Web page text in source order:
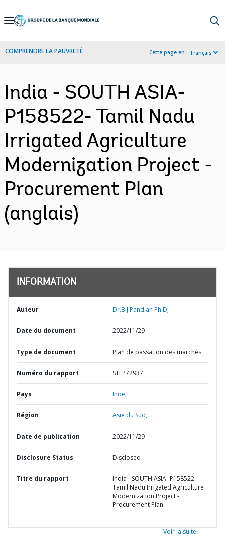
Skip
Navigation
COMPRENDRE LA PAUVRETÉ Cette page en : Français
India - SOUTH ASIA-
P158522- Tamil Nadu
Irrigated Agriculture
Modernization Project -
Procurement Plan
(anglais)
INFORMATION
Auteur Dr.B.J.Pandian Ph.D;
Date du document 2022/11/29
Type de document Plan de passation des marchés
Numéro du rapport STEP72937
Pays Inde,
Région Asie du Sud,
Date de publication 2022/11/29
Disclosure Status Disclosed
Titre du rapport
India - SOUTH ASIA- P158522-
Tamil Nadu Irrigated Agriculture
Modernization Project -
Procurement Plan
Voir la suite